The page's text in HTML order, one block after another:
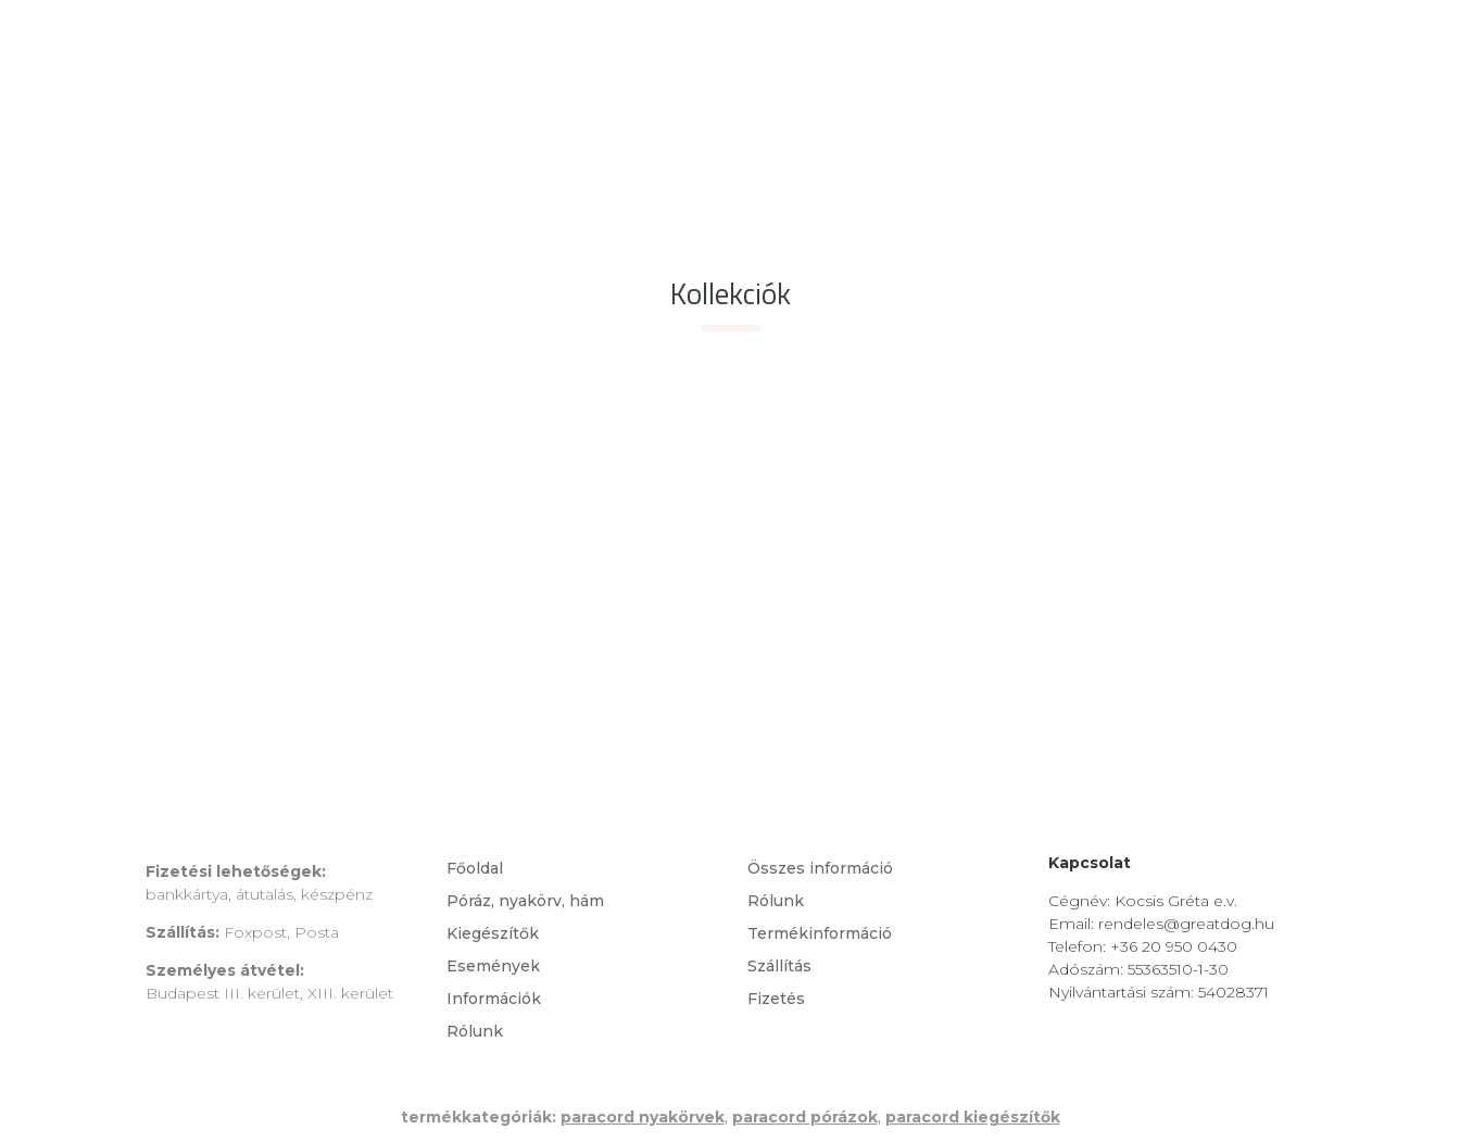
Kollekciók
Fizetési lehetőségek:
bankkártya, átutalás, készpénz
Szállítás: Foxpost, Posta
Személyes átvétel:
Budapest III. kerület, XIII. kerület
Főoldal
Póráz, nyakörv, hám
Kiegészítők
Események
Információk
Rólunk
Összes információ
Rólunk
Termékinformáció
Szállítás
Fizetés
Kapcsolat
Cégnév: Kocsis Gréta e.v.
Email: rendeles@greatdog.hu
Telefon: +36 20 950 0430
Adószám: 55363510-1-30
Nyilvántartási szám: 54028371
termékkategóriák: paracord nyakörvek, paracord pórázok, paracord kiegészítők